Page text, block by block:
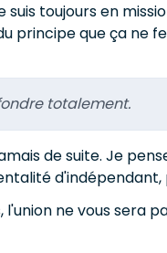
toujours en
principe que ça ne
totalement.
de suite. Je
ne vous sera